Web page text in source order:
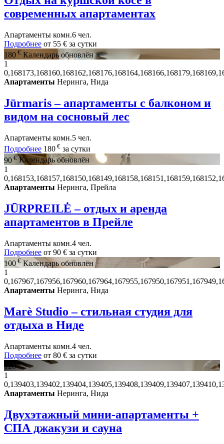
современных апартаментах
Апартаменты комн.6 чел.
Подробнее от 55 € за сутки
180 € Календарь обновлён
1
Апартаменты Неринга, Нида
Jūrmaris – апартаменты с балконом и
видом на сосновый лес
Апартаменты комн.5 чел.
Подробнее 180 € за сутки
90 € Календарь обновлён
1
Апартаменты Неринга, Прейла
JŪRPREILĖ – отдых и аренда
апартаментов в Прейле
Апартаменты комн.4 чел.
Подробнее от 90 € за сутки
100 € Календарь обновлён
1
Апартаменты Неринга, Нида
Marè Studio – стильная студия для
отдыха в Ниде
Апартаменты комн.4 чел.
Подробнее от 80 € за сутки
120€
1
Апартаменты Неринга, Нида
Двухэтажный мини-апартаменты +
СПА джакузи и сауна